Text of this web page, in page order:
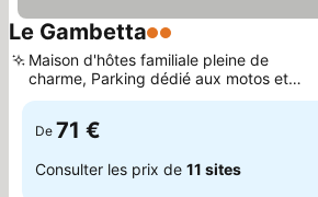
Le Gambetta2 Étoiles
Maison d'hôtes familiale pleine de
charme, Parking dédié aux motos et
vélos
De 71 €
Consulter les prix de 11 sites